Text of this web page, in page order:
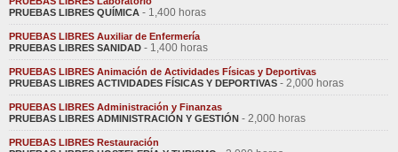
PRUEBAS LIBRES QUÍMICA - 1,400 horas
PRUEBAS LIBRES Auxiliar de Enfermería
PRUEBAS LIBRES SANIDAD - 1,400 horas
PRUEBAS LIBRES Animación de Actividades Físicas y Deportivas
PRUEBAS LIBRES ACTIVIDADES FÍSICAS Y DEPORTIVAS - 2,000 horas
PRUEBAS LIBRES Administración y Finanzas
PRUEBAS LIBRES ADMINISTRACIÓN Y GESTIÓN - 2,000 horas
PRUEBAS LIBRES Restauración